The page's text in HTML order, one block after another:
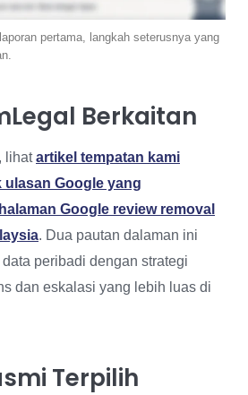
pertama, langkah seterusnya yang
Berkaitan
lihatartikel tempatan kami
Google yang
halaman Google review removal
. Dua pautan dalaman ini
peribadi dengan strategi
dan eskalasi yang lebih luas di
Terpilih